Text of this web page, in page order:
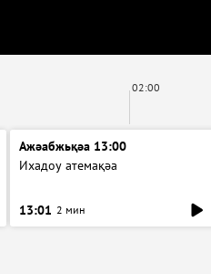
02:00
Ажәабжьқәа 13:00
Ихадоу атемақәа
13:01 2 мин